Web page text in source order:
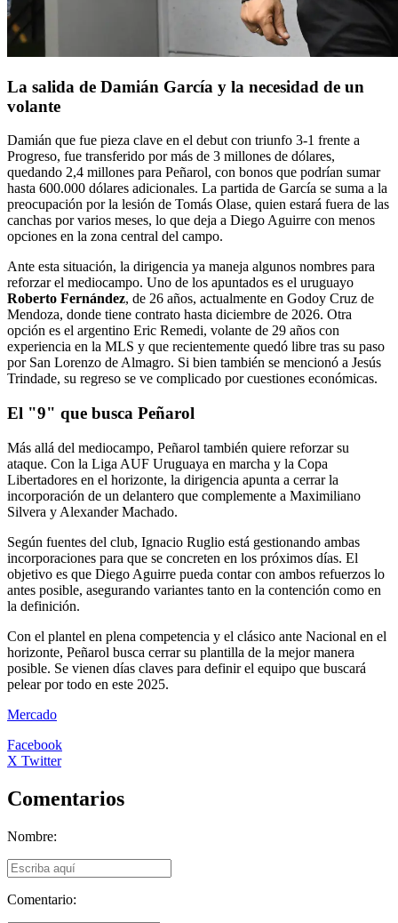
La salida de Damián García y la necesidad de un
volante
Damián que fue pieza clave en el debut con triunfo 3-1 frente a
Progreso, fue transferido por más de 3 millones de dólares,
quedando 2,4 millones para Peñarol, con bonos que podrían sumar
hasta 600.000 dólares adicionales. La partida de García se suma a la
preocupación por la lesión de Tomás Olase, quien estará fuera de las
canchas por varios meses, lo que deja a Diego Aguirre con menos
opciones en la zona central del campo.
Ante esta situación, la dirigencia ya maneja algunos nombres para
reforzar el mediocampo. Uno de los apuntados es el uruguayo
Roberto Fernández, de 26 años, actualmente en Godoy Cruz de
Mendoza, donde tiene contrato hasta diciembre de 2026. Otra
opción es el argentino Eric Remedi, volante de 29 años con
experiencia en la MLS y que recientemente quedó libre tras su paso
por San Lorenzo de Almagro. Si bien también se mencionó a Jesús
Trindade, su regreso se ve complicado por cuestiones económicas.
El "9" que busca Peñarol
Más allá del mediocampo, Peñarol también quiere reforzar su
ataque. Con la Liga AUF Uruguaya en marcha y la Copa
Libertadores en el horizonte, la dirigencia apunta a cerrar la
incorporación de un delantero que complemente a Maximiliano
Silvera y Alexander Machado.
Según fuentes del club, Ignacio Ruglio está gestionando ambas
incorporaciones para que se concreten en los próximos días. El
objetivo es que Diego Aguirre pueda contar con ambos refuerzos lo
antes posible, asegurando variantes tanto en la contención como en
la definición.
Con el plantel en plena competencia y el clásico ante Nacional en el
horizonte, Peñarol busca cerrar su plantilla de la mejor manera
posible. Se vienen días claves para definir el equipo que buscará
pelear por todo en este 2025.
Mercado
Facebook
X Twitter
Comentarios
Nombre:
Comentario: